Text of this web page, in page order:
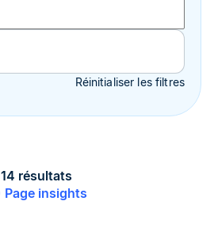
Réinitialiser les filtres
Page insights
14 résultats